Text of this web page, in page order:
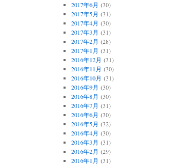
2017年6月 (30)
2017年5月 (31)
2017年4月 (30)
2017年3月 (31)
2017年2月 (28)
2017年1月 (31)
2016年12月 (31)
2016年11月 (30)
2016年10月 (31)
2016年9月 (30)
2016年8月 (30)
2016年7月 (31)
2016年6月 (30)
2016年5月 (32)
2016年4月 (30)
2016年3月 (31)
2016年2月 (29)
2016年1月 (31)